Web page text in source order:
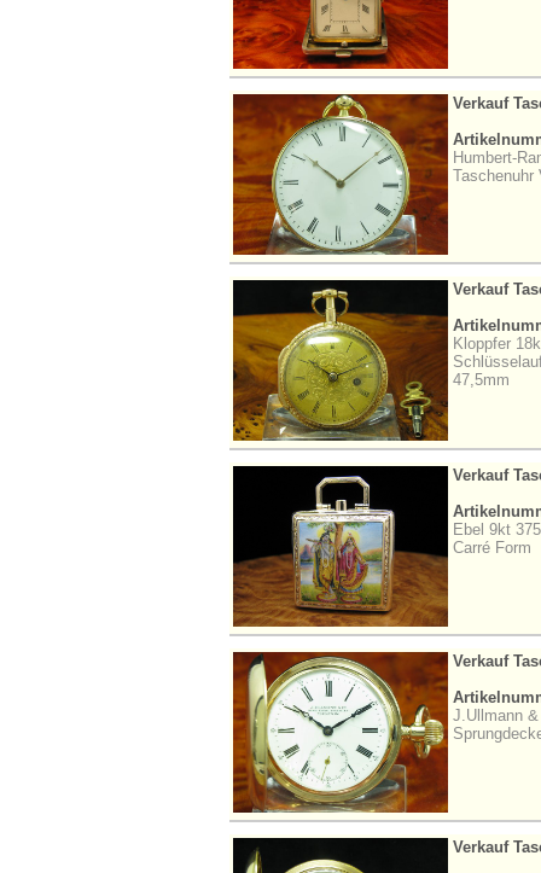
Verkauf
Humbert-
Taschenuhr
Verkauf
Kloppfer
47,5mm
Verkauf
Ebel 9kt
Carré Form
Verkauf
J.Ullmann
Verkauf